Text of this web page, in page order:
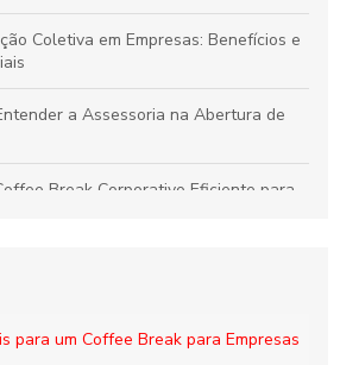
Coletiva em Empresas: Benefícios e
a Assessoria na Abertura de
Break Corporativo Eficiente para
e o Bem-Estar da Equipe
em São Paulo: Guia Completo para
para um Coffee Break para Empresas